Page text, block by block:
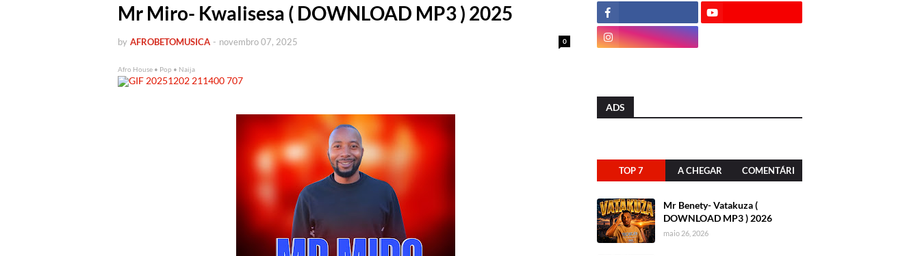
Mr Miro- Kwalisesa ( DOWNLOAD MP3 ) 2025
by AFROBETOMUSICA 0
- novembro 07, 2025
Afro House • Pop • Naija
ADS
TOP 7 A CHEGAR COMENTÁRI
Mr Benety- Vatakuza (
DOWNLOAD MP3 ) 2026
maio 26, 2026